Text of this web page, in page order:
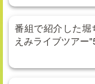
番組で紹介した堀
えみライブツアー